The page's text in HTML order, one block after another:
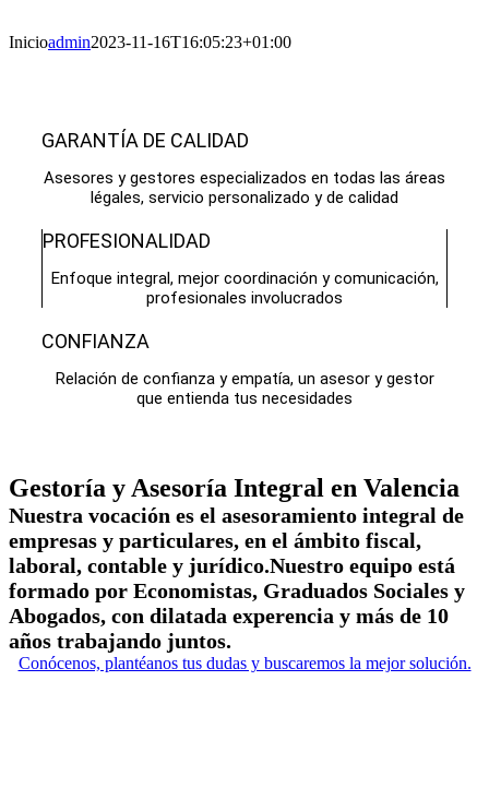
Inicioadmin2023-11-16T16:05:23+01:00
GARANTÍA DE CALIDAD
Asesores y gestores especializados en todas las áreas
légales, servicio personalizado y de calidad
PROFESIONALIDAD
Enfoque integral, mejor coordinación y comunicación,
profesionales involucrados
CONFIANZA
Relación de confianza y empatía, un asesor y gestor
que entienda tus necesidades
Gestoría y Asesoría Integral en Valencia
Nuestra vocación es el asesoramiento integral de
empresas y particulares, en el ámbito fiscal,
laboral, contable y jurídico.Nuestro equipo está
formado por Economistas, Graduados Sociales y
Abogados, con dilatada experencia y más de 10
años trabajando juntos.
Conócenos, plantéanos tus dudas y buscaremos la mejor solución.